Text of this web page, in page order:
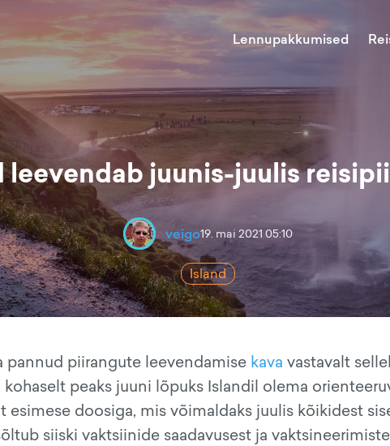
Lennupakkumised
leevendab juunis-juulis
veigo19. mai 2021 05:10
Island
piirangute leevendamise kava vastavalt
peaks juuni lõpuks Islandil olema
doosiga, mis võimaldaks juulis kõikidest
siiski vaktsiinide saadavusest ja